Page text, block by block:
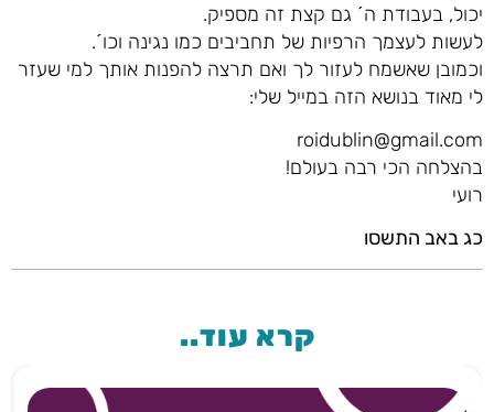
יכול, בעבודת ה´ גם קצת זה מספיק.
לעשות לעצמך הרפיות של תחביבים כמו נגינה וכו´.
וכמובן שאשמח לעזור לך ואם תרצה להפנות אותך למי שעזר
לי מאוד בנושא הזה במייל שלי:
roidublin@gmail.com
בהצלחה הכי רבה בעולם!
רועי
כג באב התשסו
קרא עוד..